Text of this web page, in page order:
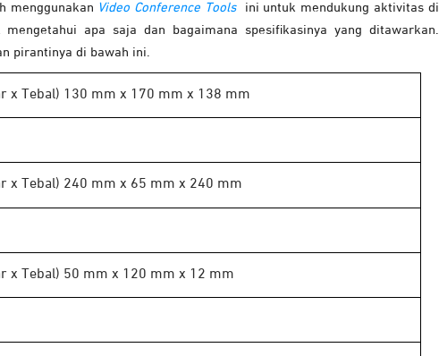
menggunakan Video Conference Toolsini untuk mendukung aktivitas di
apa saja dan bagaimana spesifikasinya yang ditawarkan.
pirantinya di bawah ini.
x Tebal) 130 mm x 170 mm x 138 mm
x Tebal) 240 mm x 65 mm x 240 mm
x Tebal) 50 mm x 120 mm x 12 mm